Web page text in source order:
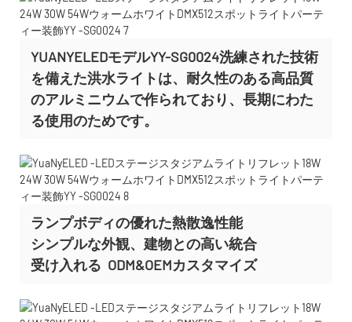
YUANYELEDモデルYY-SG0024洗練された技術
を備えた洪水ライトは、耐久性のある高品質
のアルミニウムで作られており、長期にわた
る使用のためです。
ランプボディの優れた熱散逸性能
シンプルな外観、建物との高い統合
受け入れる ODM&OEMカスタマイズ